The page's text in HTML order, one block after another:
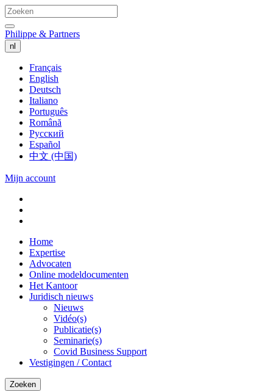
Philippe & Partners
nl
Français
English
Deutsch
Italiano
Português
Română
Русский
Español
中文 (中国)
Mijn account
Home
Expertise
Advocaten
Online modeldocumenten
Het Kantoor
Juridisch nieuws
Nieuws
Vidéo(s)
Publicatie(s)
Seminarie(s)
Covid Business Support
Vestigingen / Contact
Zoeken